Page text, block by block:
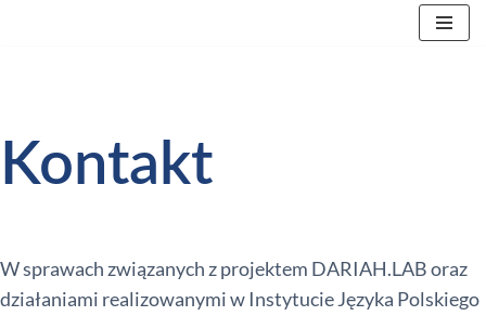
Kontakt
W sprawach związanych z projektem DARIAH.LAB oraz
działaniami realizowanymi w Instytucie Języka Polskiego